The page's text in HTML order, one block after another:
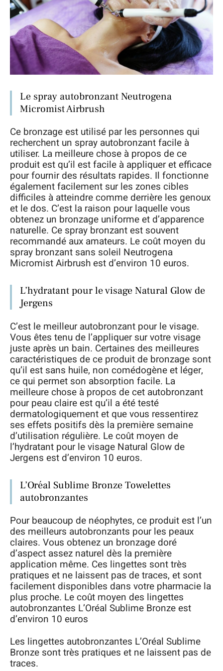
Le spray autobronzant Neutrogena
Micromist Airbrush
Ce bronzage est utilisé par les personnes qui
recherchent un spray autobronzant facile à
utiliser. La meilleure chose à propos de ce
produit est qu’il est facile à appliquer et efficace
pour fournir des résultats rapides. Il fonctionne
également facilement sur les zones cibles
difficiles à atteindre comme derrière les genoux
et le dos. C’est la raison pour laquelle vous
obtenez un bronzage uniforme et d’apparence
naturelle. Ce spray bronzant est souvent
recommandé aux amateurs. Le coût moyen du
spray bronzant sans soleil Neutrogena
Micromist Airbrush est d’environ 10 euros.
L’hydratant pour le visage Natural Glow de
Jergens
C’est le meilleur autobronzant pour le visage.
Vous êtes tenu de l’appliquer sur votre visage
juste après un bain. Certaines des meilleures
caractéristiques de ce produit de bronzage sont
qu’il est sans huile, non comédogène et léger,
ce qui permet son absorption facile. La
meilleure chose à propos de cet autobronzant
pour peau claire est qu’il a été testé
dermatologiquement et que vous ressentirez
ses effets positifs dès la première semaine
d’utilisation régulière. Le coût moyen de
l’hydratant pour le visage Natural Glow de
Jergens est d’environ 10 euros.
L’Oréal Sublime Bronze Towelettes
autobronzantes
Pour beaucoup de néophytes, ce produit est l’un
des meilleurs autobronzants pour les peaux
claires. Vous obtenez un bronzage doré
d’aspect assez naturel dès la première
application même. Ces lingettes sont très
pratiques et ne laissent pas de traces, et sont
facilement disponibles dans votre pharmacie la
plus proche. Le coût moyen des lingettes
autobronzantes L’Oréal Sublime Bronze est
d’environ 10 euros
Les lingettes autobronzantes L’Oréal Sublime
Bronze sont très pratiques et ne laissent pas de
traces.